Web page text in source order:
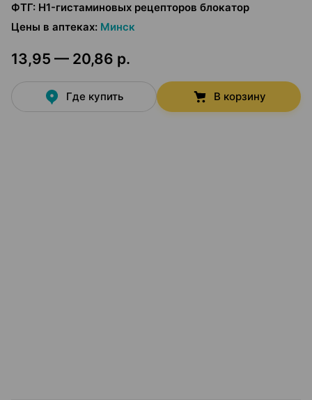
ФТГ: H1-гистаминовых рецепторов блокатор
Цены в аптеках: Минск
13,95 — 20,86 р.
Где купить В корзину